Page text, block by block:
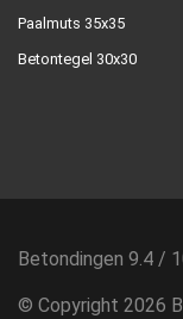
Paalmuts 35x35
Betontegel 30x30
Betondingen 9.4 /
© Copyright 2026